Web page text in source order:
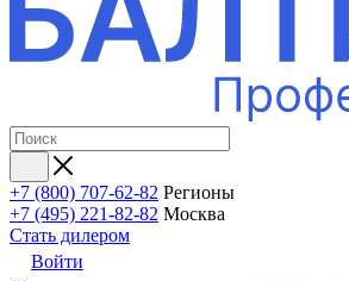
+7 (800) 707-62-82 Регионы
+7 (495) 221-82-82 Москва
Стать дилером
Войти